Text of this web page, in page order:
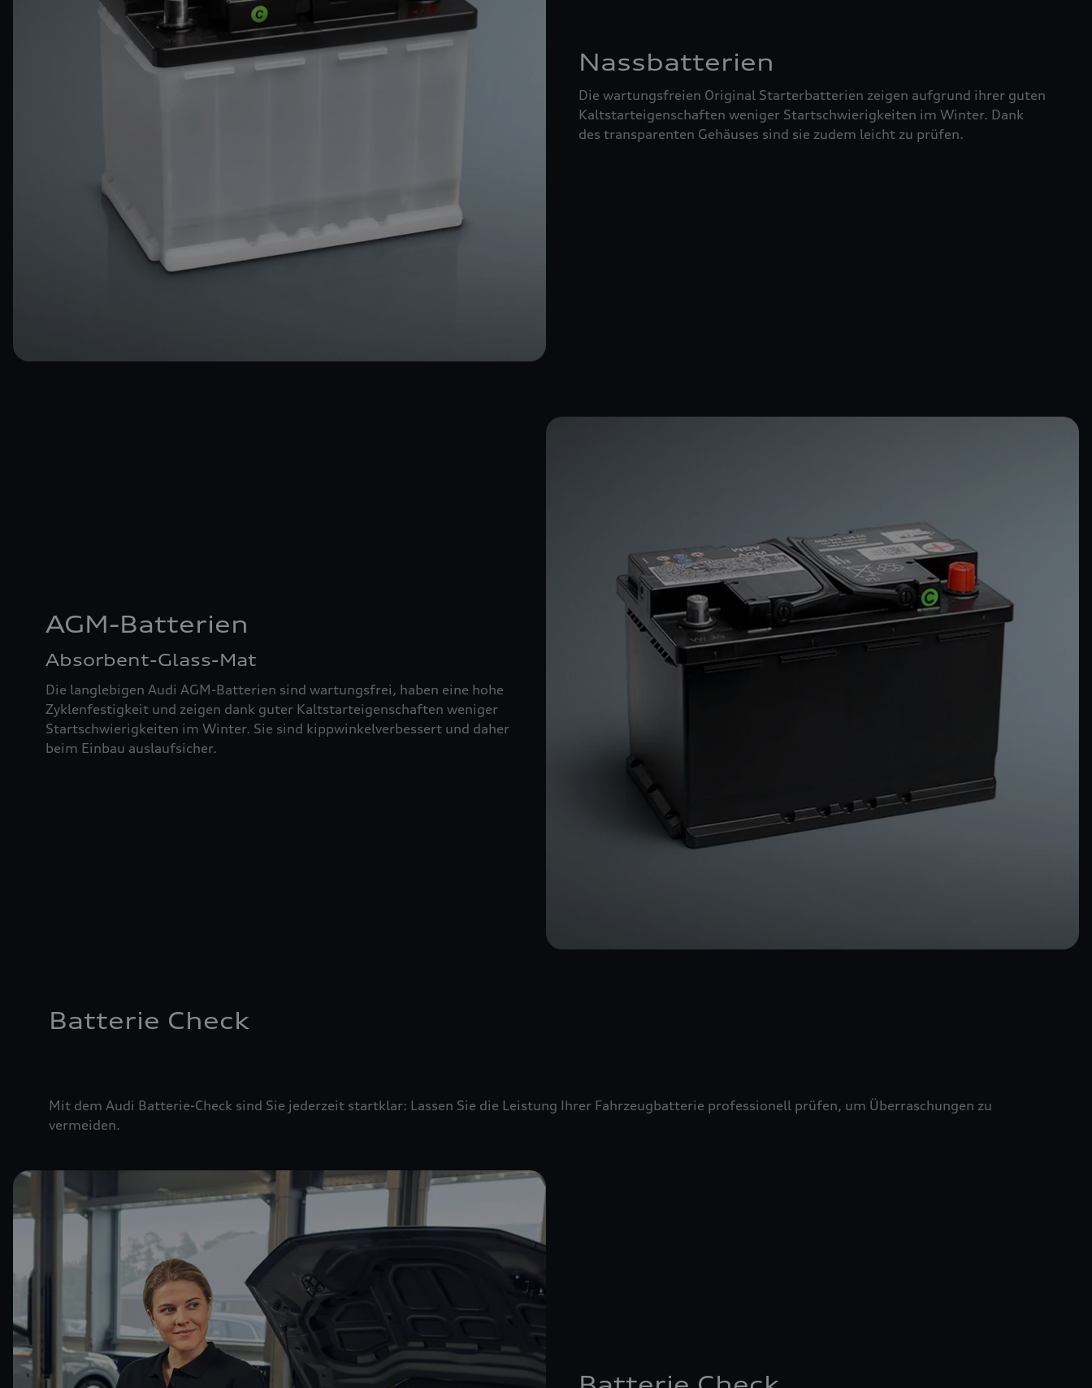
Nassbatterien
Die wartungsfreien Original Starterbatterien zeigen aufgrund ihrer guten
Kaltstarteigenschaften weniger Startschwierigkeiten im Winter. Dank
des transparenten Gehäuses sind sie zudem leicht zu prüfen.
AGM-Batterien
Absorbent-Glass-Mat
Die langlebigen Audi AGM-Batterien sind wartungsfrei, haben eine hohe
Zyklenfestigkeit und zeigen dank guter Kaltstarteigenschaften weniger
Startschwierigkeiten im Winter. Sie sind kippwinkelverbessert und daher
beim Einbau auslaufsicher.
Batterie Check
Mit dem Audi Batterie-Check sind Sie jederzeit startklar: Lassen Sie die Leistung Ihrer Fahrzeugbatterie professionell prüfen, um Überraschungen zu
vermeiden.